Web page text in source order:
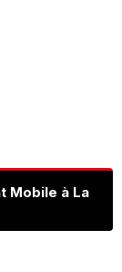
Mobile à La